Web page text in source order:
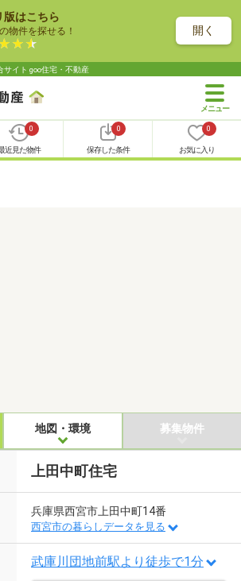
版はこちら
物件を探せる！ 開く
サイト goo住宅・不動産
0
近見た物件
0
保存した条件
0
お気に入り
地図・環境 募集物件
上田中町住宅
兵庫県西宮市上田中町14番
西宮市の暮らしデータを見る
武庫川団地前駅より徒歩で1分